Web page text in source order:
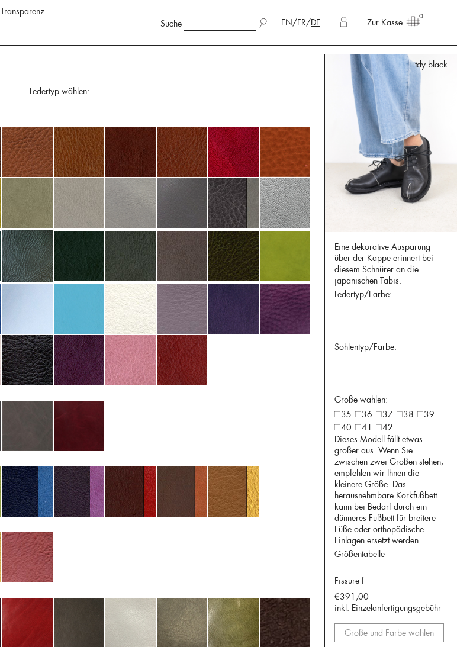
Transparenz
Suche EN/FR/DE Zur Kasse
0
Ledertyp wählen:
tdy black
Eine dekorative Ausparung
über der Kappe erinnert bei
diesem Schnürer an die
japanischen Tabis.
Ledertyp/Farbe:
Sohlentyp/Farbe:
Größe wählen:
35
36 37 38
39
40
41
42
Dieses Modell fällt etwas
größer aus. Wenn Sie
zwischen zwei Größen stehen,
empfehlen wir Ihnen die
kleinere Größe. Das
herausnehmbare Korkfußbett
kann bei Bedarf durch ein
dünneres Fußbett für breitere
Füße oder orthopädische
Einlagen ersetzt werden.
Größentabelle
Fissure f
€391,00
inkl. Einzelanfertigungsgebühr
Größe und Farbe wählen